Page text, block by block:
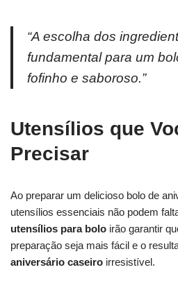
“A escolha dos
fundamental para um
fofinho e saboroso.”
Utensílios que
Precisar
Ao preparar um delicioso bolo de
utensílios essenciais não podem
utensílios para bolo irão garantir
preparação seja mais fácil e o
aniversário caseiro irresistível.